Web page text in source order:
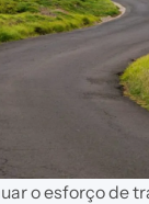
o esforço de